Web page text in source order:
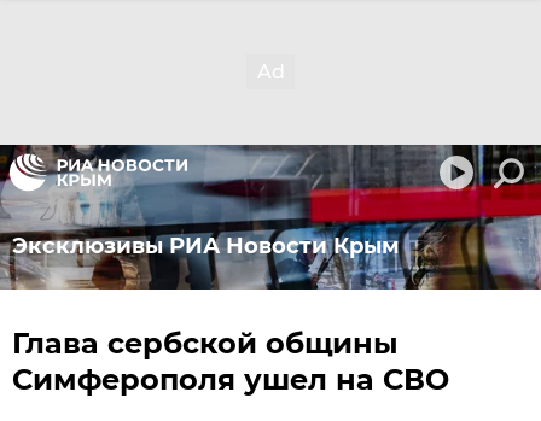
Эксклюзивы РИА Новости Крым
Глава сербской общины
Симферополя ушел на СВО